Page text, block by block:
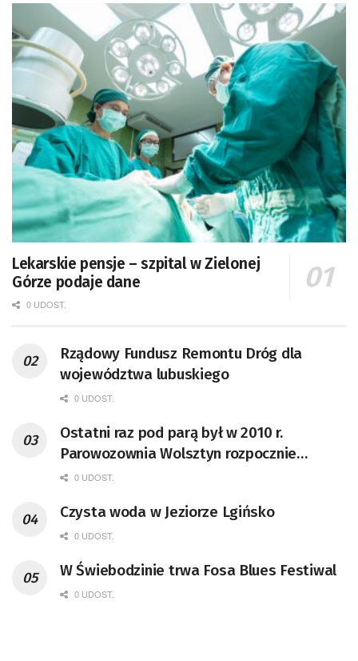
Lekarskie pensje – szpital w Zielonej
Górze podaje dane
0 UDOST.
Rządowy Fundusz Remontu Dróg dla
województwa lubuskiego
0 UDOST.
Ostatni raz pod parą był w 2010 r.
Parowozownia Wolsztyn rozpocznie
remont unikatowego Tr5-65
0 UDOST.
Czysta woda w Jeziorze Lgińsko
0 UDOST.
W Świebodzinie trwa Fosa Blues Festiwal
0 UDOST.